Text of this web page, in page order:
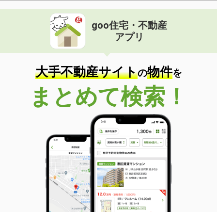
goo住宅・不動産
アプリ
大手不動産サイトの物件を
まとめて検索！